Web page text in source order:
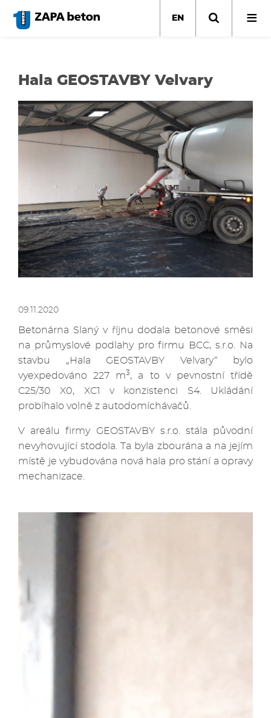
main
EN
Hala GEOSTAVBY Velvary
09.11.2020
Betonárna Slaný v říjnu dodala betonové směsi
na průmyslové podlahy pro firmu BCC, s.r.o. Na
stavbu „Hala GEOSTAVBY Velvary“ bylo
vyexpedováno 227 m3, a to v pevnostní třídě
C25/30 X0, XC1 v konzistenci S4. Ukládání
probíhalo volně z autodomíchávačů.
V areálu firmy GEOSTAVBY s.r.o. stála původní
nevyhovující stodola. Ta byla zbourána a na jejím
místě je vybudována nová hala pro stání a opravy
mechanizace.